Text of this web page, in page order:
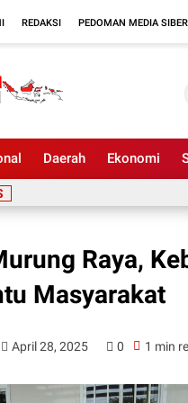
REDAKSI PEDOMAN MEDIA SIBER
Daerah Ekonomi
Raya,
Masyarakat
April 28, 2025 0 1 min